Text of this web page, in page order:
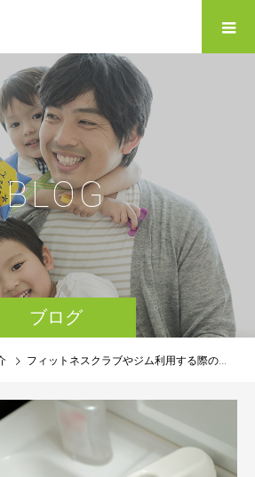
ブログ
BLOG
フィットネスクラブやジム利用する際のコロナウイルス感染リスク